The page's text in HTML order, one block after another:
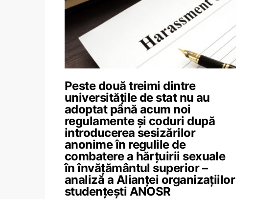
Peste două treimi dintre
universitățile de stat nu au
adoptat până acum noi
regulamente și coduri după
introducerea sesizărilor
anonime în regulile de
combatere a hărțuirii sexuale
în învățământul superior –
analiză a Alianței organizațiilor
studențești ANOSR